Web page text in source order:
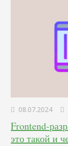
08.07.2024
Frontend-
это такой и